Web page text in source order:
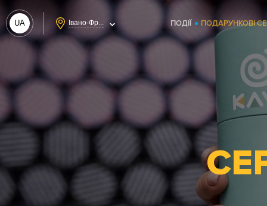
UA
RU
Івано-Фр... ПОДІЇ ПОДАРУНКОВІ